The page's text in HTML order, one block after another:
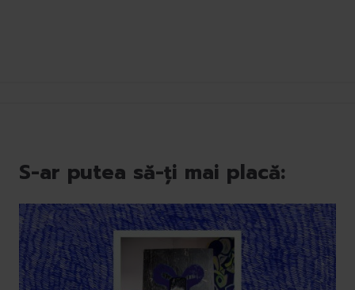
S-ar putea să-ți mai placă: